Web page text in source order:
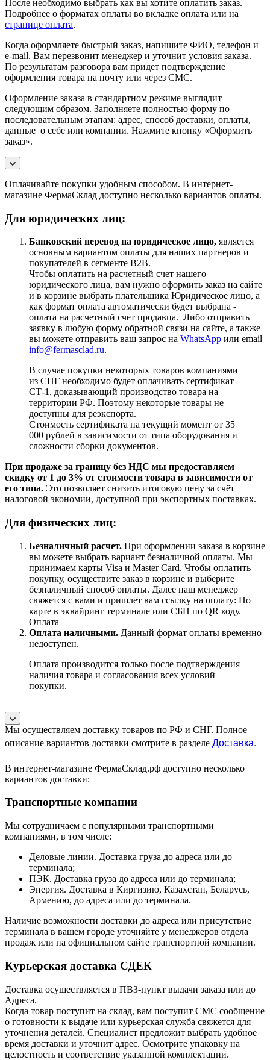
После необходимо выбрать как вы хотите оплатить заказ.
Подробнее о форматах оплаты во вкладке оплата или на
странице оплата.
Когда оформляете быстрый заказ, напишите ФИО, телефон и
e-mail. Вам перезвонит менеджер и уточнит условия заказа.
По результатам разговора вам придет подтверждение
оформления товара на почту или через СМС.
Оформление заказа в стандартном режиме выглядит
следующим образом. Заполняете полностью форму по
последовательным этапам: адрес, способ доставки, оплаты,
данные о себе или компании. Нажмите кнопку «Оформить
заказ».
Оплачивайте покупки удобным способом. В интернет-
магазине ФермаСклад доступно несколько вариантов оплаты.
Для юридических лиц:
Банковский перевод на юридическое лицо, является
основным вариантом оплаты для наших партнеров и
покупателей в сегменте B2B.
Чтобы оплатить на расчетный счет нашего
юридического лица, вам нужно оформить заказ на сайте
и в корзине выбрать плательщика Юридическое лицо, а
как формат оплата автоматически будет выбрана -
оплата на расчетный счет продавца. Либо отправить
заявку в любую форму обратной связи на сайте, а также
вы можете отправить ваш запрос на WhatsApp или email
info@fermasclad.ru.
В случае покупки некоторых товаров компаниями
из СНГ необходимо будет оплачивать сертификат
СТ-1, доказывающий производство товара на
территории РФ. Поэтому некоторые товары не
доступны для реэкспорта.
Стоимость сертификата на текущий момент от 35
000 рублей в зависимости от типа оборудования и
сложности сборки документов.
При продаже за границу без НДС мы предоставляем
скидку от 1 до 3% от стоимости товара в зависимости от
его типа. Это позволяет снизить итоговую цену за счёт
налоговой экономии, доступной при экспортных поставках.
Для физических лиц:
Безналичный расчет. При оформлении заказа в корзине
вы можете выбрать вариант безналичной оплаты. Мы
принимаем карты Visa и Master Card. Чтобы оплатить
покупку, осуществите заказ в корзине и выберите
безналичный способ оплаты. Далее наш менеджер
свяжется с вами и пришлет вам ссылку на оплату: По
карте в эквайринг терминале или СБП по QR коду.
Оплата
Оплата наличными. Данный формат оплаты временно
недоступен.
Оплата производится только после подтверждения
наличия товара и согласования всех условий
покупки.
Мы осуществляем доставку товаров по РФ и СНГ. Полное
описание вариантов доставки смотрите в разделе Доставка.
В интернет-магазине ФермаСклад.рф доступно несколько
вариантов доставки:
Транспортные компании
Мы сотрудничаем с популярными транспортными
компаниями, в том числе:
Деловые линии. Доставка груза до адреса или до
терминала;
ПЭК. Доставка груза до адреса или до терминала;
Энергия. Доставка в Киргизию, Казахстан, Беларусь,
Армению, до адреса или до терминала.
Наличие возможности доставки до адреса или присутствие
терминала в вашем городе уточняйте у менеджеров отдела
продаж или на официальном сайте транспортной компании.
Курьерская доставка СДЕК
Доставка осуществляется в ПВЗ-пункт выдачи заказа или до
Адреса.
Когда товар поступит на склад, вам поступит СМС сообщение
о готовности к выдаче или курьерская служба свяжется для
уточнения деталей. Специалист предложит выбрать удобное
время доставки и уточнит адрес. Осмотрите упаковку на
целостность и соответствие указанной комплектации.